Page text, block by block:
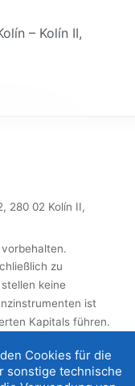
– Kolín II,
Cookies für die
sonstige technische
280 02 Kolín II,
zu
keine
ist
Kapitals führen.
Provision, mit der wir
können. Dies hat